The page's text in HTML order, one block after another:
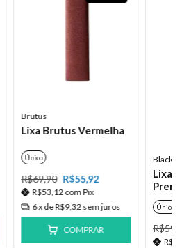
Brutus
Lixa Brutus Vermelha
Único
R$69,90 R$55,92
R$53,12 com Pix
6x deR$9,32 sem juros
COMPRAR
Black
Lixa
Único